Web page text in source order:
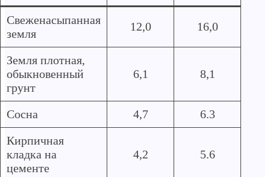
Свеженасыпанная
земля
12,0 16,0
Земля плотная,
обыкновенный
грунт
6,1 8,1
Сосна 4,7
6.3
Кирпичная
кладка на
цементе
4,2 5.6